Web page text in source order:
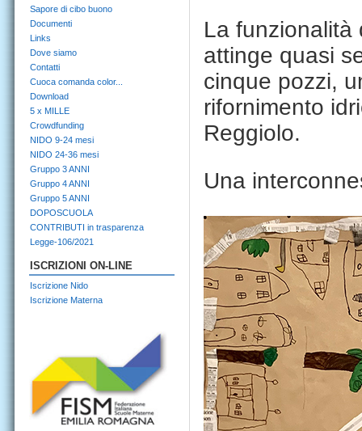
La
attinge quasi
cinque pozzi,
rifornimento
Reggiolo.
Una
Sapore di cibo buono
Documenti
Links
Dove siamo
Contatti
Cuoca comanda color...
Download
5 x MILLE
Crowdfunding
NIDO 9-24 mesi
NIDO 24-36 mesi
Gruppo 3 ANNI
Gruppo 4 ANNI
Gruppo 5 ANNI
DOPOSCUOLA
CONTRIBUTI in trasparenza
Legge-106/2021
ISCRIZIONI ON-LINE
Iscrizione Nido
Iscrizione Materna